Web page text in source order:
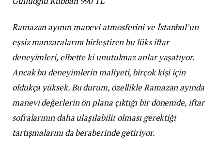
Ramazan ayının manevi atmosferini ve İstanbul’un
eşsiz manzaralarını birleştiren bu lüks iftar
deneyimleri, elbette ki unutulmaz anlar yaşatıyor.
Ancak bu deneyimlerin maliyeti, birçok kişi için
oldukça yüksek. Bu durum, özellikle Ramazan ayında
manevi değerlerin ön plana çıktığı bir dönemde, iftar
sofralarının daha ulaşılabilir olması gerektiği
tartışmalarını da beraberinde getiriyor.